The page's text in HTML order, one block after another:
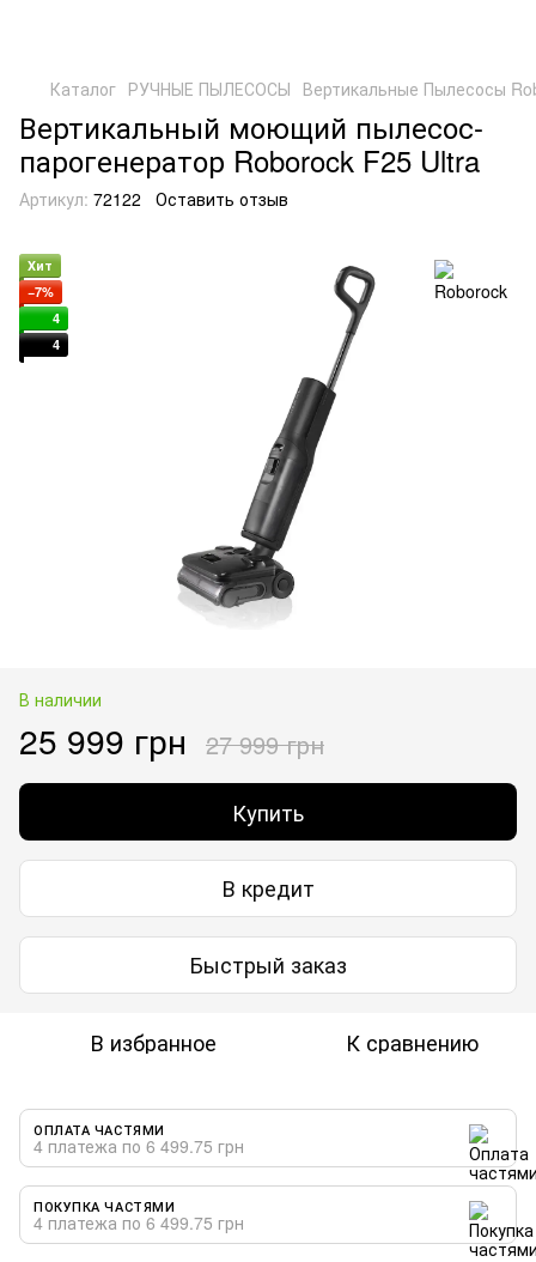
Каталог РУЧНЫЕ ПЫЛЕСОСЫ Вертикальные Пылесосы
Вертикальный моющий пылесос-
парогенератор Roborock F25 Ultra
Артикул: 72122 Оставить отзыв
Хит
−7%
4
4
В наличии
25 999 грн 27 999 грн
Купить
В кредит
Быстрый заказ
В избранное К сравнению
ОПЛАТА ЧАСТЯМИ
4 платежа по 6 499.75 грн
ПОКУПКА ЧАСТЯМИ
4 платежа по 6 499.75 грн